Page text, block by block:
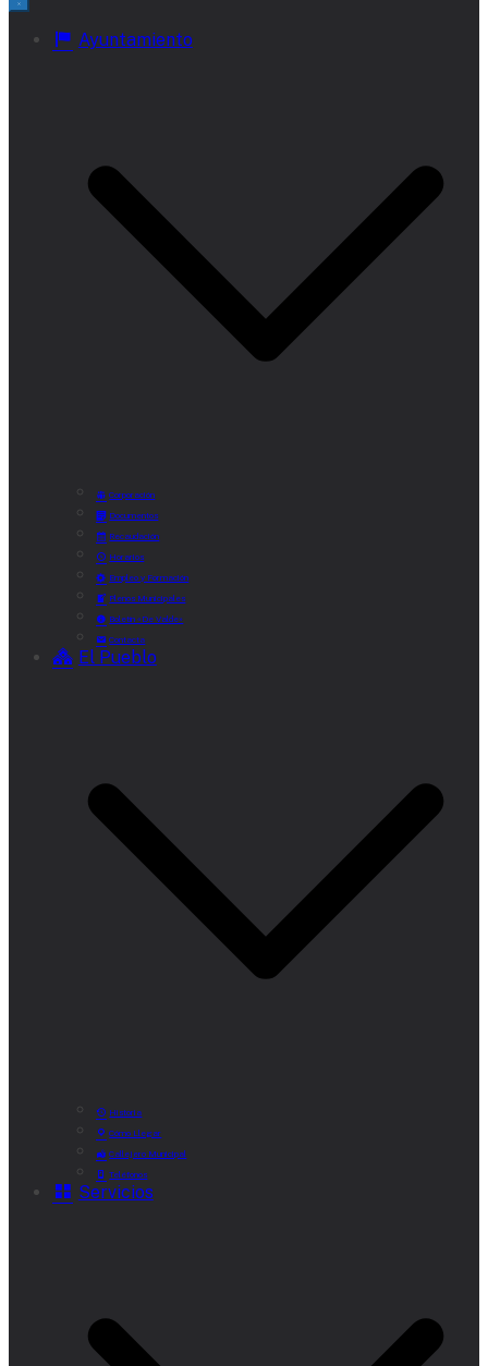
Ayuntamiento
Corporación
Documentos
Recaudación
Horarios
Empleo y Formación
Plenos Municipales
Boletín «De Valde»
Contacta
El Pueblo
Historia
Cómo Llegar
Callejero Municipal
Teléfonos
Servicios